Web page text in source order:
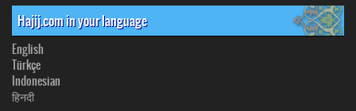
Hajij.com in your language
English
Türkçe
Indonesian
हिनदी